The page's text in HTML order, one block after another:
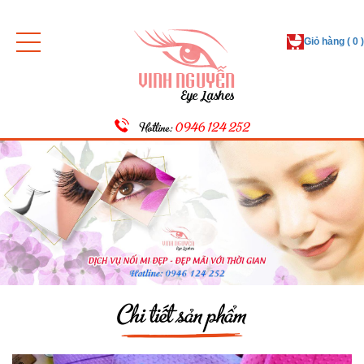
Hotline:0946 124 252
Giỏ hàng ( 0 )
Chi tiết sản phẩm